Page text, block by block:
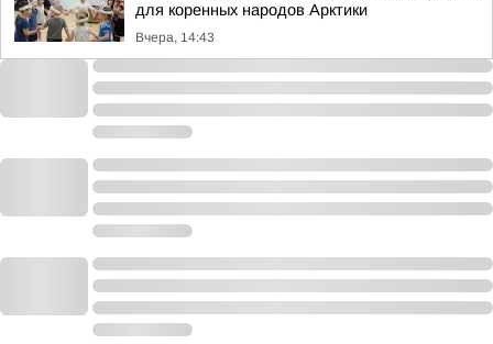
для коренных народов Арктики
Вчера, 14:43